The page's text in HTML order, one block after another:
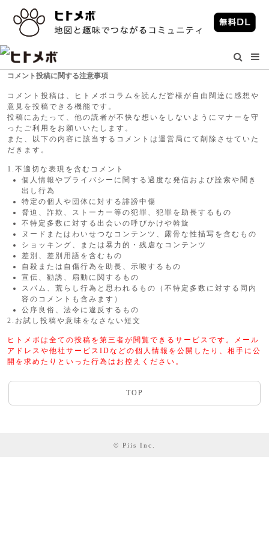
コメント投稿に関する注意事項
コメント投稿は、ヒトメボコラムを読んだ皆様が自由闊達に感想や
意見を投稿できる機能です。
投稿にあたって、他の読者が不快な想いをしないようにマナーを守
ったご利用をお願いいたします。
また、以下の内容に該当するコメントは運営局にて削除させていた
だきます。
1.不適切な表現を含むコメント
個人情報やプライバシーに関する過度な発信および詮索や聞き
出し行為
特定の個人や団体に対する誹謗中傷
脅迫、詐欺、ストーカー等の犯罪、犯罪を助長するもの
不特定多数に対する出会いの呼びかけや斡旋
ヌードまたはわいせつなコンテンツ、露骨な性描写を含むもの
ショッキング、または暴力的・残虐なコンテンツ
差別、差別用語を含むもの
自殺または自傷行為を助長、示唆するもの
宣伝、勧誘、扇動に関するもの
スパム、荒らし行為と思われるもの（不特定多数に対する同内
容のコメントも含みます）
公序良俗、法令に違反するもの
2.お試し投稿や意味をなさない短文
ヒトメボは全ての投稿を第三者が閲覧できるサービスです。メール
アドレスや他社サービスIDなどの個人情報を公開したり、相手に公
開を求めたりといった行為はお控えください。
TOP
© Piis Inc.